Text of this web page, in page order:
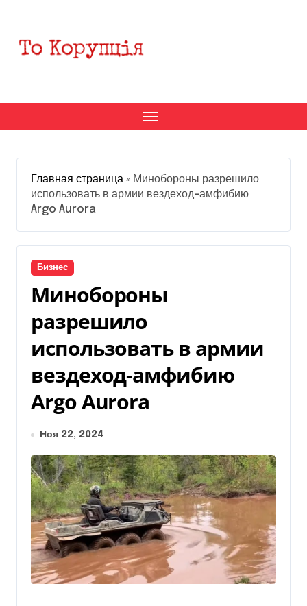
содержанию
Главная страница » Минобороны разрешило
использовать в армии вездеход-амфибию
Argo Aurora
Бизнес
Минобороны
разрешило
использовать в армии
вездеход-амфибию
Argo Aurora
Ноя 22, 2024